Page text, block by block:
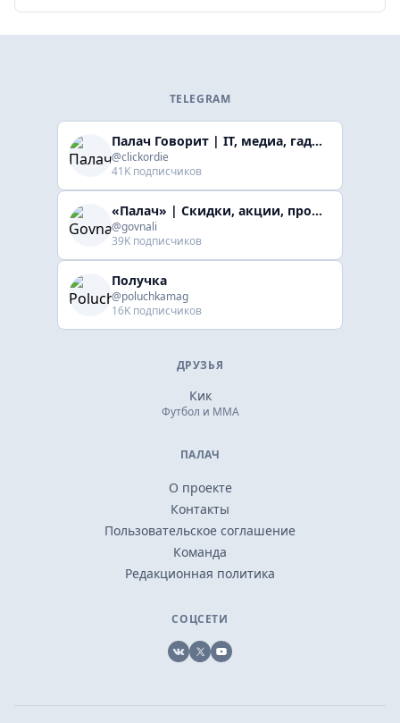
TELEGRAM
Палач Говорит | IT, медиа, гaджеты, скидки
@clickordie
41K подписчиков
«Палач» | Скидки, акции, промокоды
@govnali
39K подписчиков
Получка
@poluchkamag
16K подписчиков
ДРУЗЬЯ
Кик
Футбол и ММА
ПАЛАЧ
О проекте
Контакты
Пользовательское соглашение
Команда
Редакционная политика
СОЦСЕТИ
VK X YouTube